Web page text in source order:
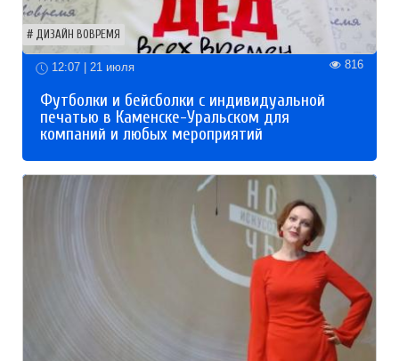
ДИЗАЙН ВОВРЕМЯ
12:07 | 21 июля 816
Футболки и бейсболки с индивидуальной
печатью в Каменске-Уральском для
компаний и любых мероприятий